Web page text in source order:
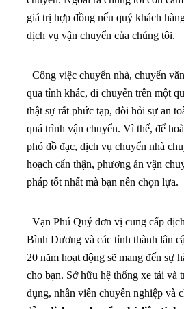
qua tỉnh khác, di chuyển trên một
thật sự rất phức tạp, đòi hỏi sự an
hoạch cẩn thận, phương án vận
pháp tốt nhất mà bạn nên chọn lựa.
Vạn Phú Quý đơn vị cung cấp
Bình Dương và các tỉnh thành lân
20 năm hoạt động sẽ mang đến sự
đầu,
dịch vụ chuyển nhà liên tỉnh
Vạn Phú Quý xứng đáng để bạn
Dịch Vụ